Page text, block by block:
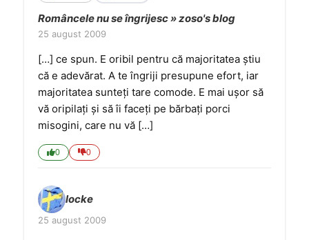
Româncele nu se îngrijesc » zoso's blog
25 august 2009
[…] ce spun. E oribil pentru că majoritatea ştiu
că e adevărat. A te îngriji presupune efort, iar
majoritatea sunteţi tare comode. E mai uşor să
vă oripilaţi şi să îi faceţi pe bărbaţi porci
misogini, care nu vă […]
0 0
locke
25 august 2009